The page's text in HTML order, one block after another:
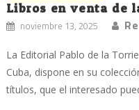
Libros en venta de
noviembre 13, 2025
La Editorial Pablo de la
Cuba, dispone en su
títulos, que el interesado